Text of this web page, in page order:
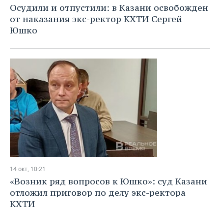
Осудили и отпустили: в Казани освобожден
от наказания экс-ректор КХТИ Сергей
Юшко
14 окт, 10:21
«Возник ряд вопросов к Юшко»: суд Казани
отложил приговор по делу экс-ректора
КХТИ